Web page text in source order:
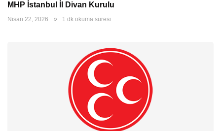
MHP İstanbul İl Divan Kurulu
Nisan 22, 2026 1 dk okuma süresi